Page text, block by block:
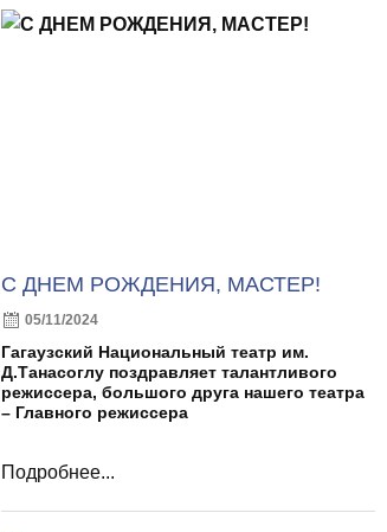
С ДНЕМ РОЖДЕНИЯ, МАСТЕР!
05/11/2024
Гагаузский Национальный театр им.
Д.Танасоглу поздравляет талантливого
режиссера, большого друга нашего театра
– Главного режиссера
Подробнее...